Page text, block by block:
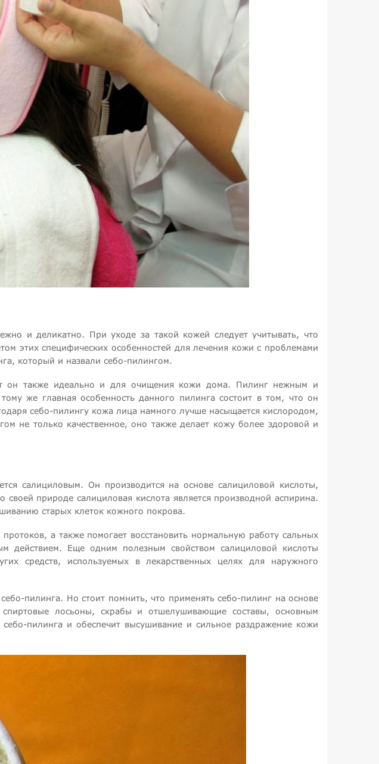
и деликатно. При уходе за такой кожей следует учитывать, что
этих специфических особенностей для лечения кожи с проблемами
который и назвали себо-пилингом.
он также идеально и для очищения кожи дома. Пилинг нежным и
же главная особенность данного пилинга состоит в том, что он
себо-пилингу кожа лица намного лучше насыщается кислородом,
не только качественное, оно также делает кожу более здоровой и
салициловым. Он производится на основе салициловой кислоты,
природе салициловая кислота является производной аспирина.
старых клеток кожного покрова.
а также помогает восстановить нормальную работу сальных
действием. Еще одним полезным свойством салициловой кислоты
средств, используемых в лекарственных целях для наружного
пилинга. Но стоит помнить, что применять себо-пилинг на основе
лосьоны, скрабы и отшелушивающие составы, основным
пилинга и обеспечит высушивание и сильное раздражение кожи